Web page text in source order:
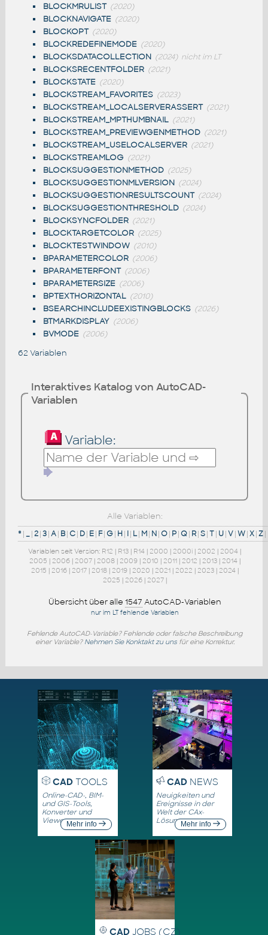
BLOCKMRULIST (2020)
BLOCKNAVIGATE (2020)
BLOCKOPT (2020)
BLOCKREDEFINEMODE (2020)
BLOCKSDATACOLLECTION (2024) nicht im LT
BLOCKSRECENTFOLDER (2021)
BLOCKSTATE (2020)
BLOCKSTREAM_FAVORITES (2023)
BLOCKSTREAM_LOCALSERVERASSERT (2021)
BLOCKSTREAM_MPTHUMBNAIL (2021)
BLOCKSTREAM_PREVIEWGENMETHOD (2021)
BLOCKSTREAM_USELOCALSERVER (2021)
BLOCKSTREAMLOG (2021)
BLOCKSUGGESTIONMETHOD (2025)
BLOCKSUGGESTIONMLVERSION (2024)
BLOCKSUGGESTIONRESULTSCOUNT (2024)
BLOCKSUGGESTIONTHRESHOLD (2024)
BLOCKSYNCFOLDER (2021)
BLOCKTARGETCOLOR (2025)
BLOCKTESTWINDOW (2010)
BPARAMETERCOLOR (2006)
BPARAMETERFONT (2006)
BPARAMETERSIZE (2006)
BPTEXTHORIZONTAL (2010)
BSEARCHINCLUDEEXISTINGBLOCKS (2026)
BTMARKDISPLAY (2006)
BVMODE (2006)
62 Variablen
Interaktives Katalog von AutoCAD-
Variablen
Variable:
Alle Variablen:
*|_|2|3|A| B|C| D| E| F|G| H| I| L| M| N|O| P|Q| R|S|T| U|V|W|X|Z|
Variablen seit Version: R12 | R13 | R14 | 2000 | 2000i | 2002 | 2004 |
2005 | 2006| 2007| 2008| 2009| 2010 | 2011| 2012 | 2013| 2014|
2015 | 2016| 2017| 2018| 2019| 2020 | 2021| 2022 | 2023| 2024|
2025 | 2026| 2027|
Übersicht über alle 1547 AutoCAD-Variablen
nur im LT fehlende Variablen
Fehlende AutoCAD-Variable? Fehlende oder falsche Beschreibung
einer Variable? Nehmen Sie Konktakt zu unsfür eine Korrektur.
CADTOOLS
Online-CAD-, BIM-
und GIS-Tools,
Konverter und
ViewerMehr info
CADNEWS
Neuigkeiten und
Ereignisse in der
Welt der CAx-
LösungenMehr info
CAD JOBS (CZ)